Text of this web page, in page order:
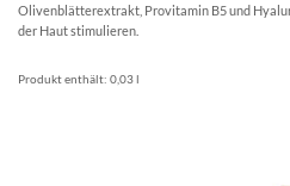
Olivenblätterextrakt, Provitamin B5 und
der Haut stimulieren.
Produkt enthält: 0,03l